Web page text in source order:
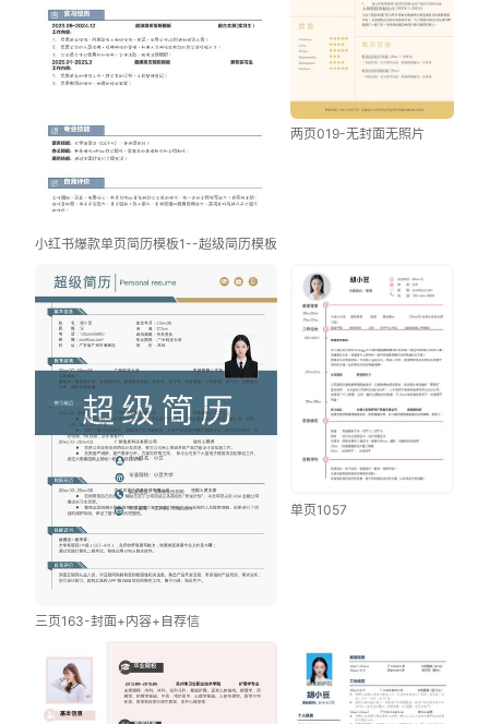
小红书爆款单页简历模板1--超级简历模板
两页019-无封面无照片
三页163-封面+内容+自荐信
单页1057